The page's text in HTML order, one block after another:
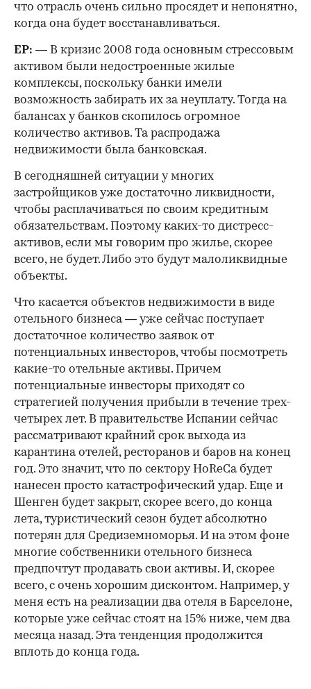
что отрасль очень сильно просядет и непонятно,
когда она будет восстанавливаться.
ЕР: — В кризис 2008 года основным стрессовым
активом были недостроенные жилые
комплексы, поскольку банки имели
возможность забирать их за неуплату. Тогда на
балансах у банков скопилось огромное
количество активов. Та распродажа
недвижимости была банковская.
В сегодняшней ситуации у многих
застройщиков уже достаточно ликвидности,
чтобы расплачиваться по своим кредитным
обязательствам. Поэтому каких-то дистресс-
активов, если мы говорим про жилье, скорее
всего, не будет. Либо это будут малоликвидные
объекты.
Что касается объектов недвижимости в виде
отельного бизнеса — уже сейчас поступает
достаточное количество заявок от
потенциальных инвесторов, чтобы посмотреть
какие-то отельные активы. Причем
потенциальные инвесторы приходят со
стратегией получения прибыли в течение трех-
четырех лет. В правительстве Испании сейчас
рассматривают крайний срок выхода из
карантина отелей, ресторанов и баров на конец
год. Это значит, что по сектору HoReCa будет
нанесен просто катастрофический удар. Еще и
Шенген будет закрыт, скорее всего, до конца
лета, туристический сезон будет абсолютно
потерян для Средиземноморья. И на этом фоне
многие собственники отельного бизнеса
предпочтут продавать свои активы. И, скорее
всего, с очень хорошим дисконтом. Например, у
меня есть на реализации два отеля в Барселоне,
которые уже сейчас стоят на 15% ниже, чем два
месяца назад. Эта тенденция продолжится
вплоть до конца года.